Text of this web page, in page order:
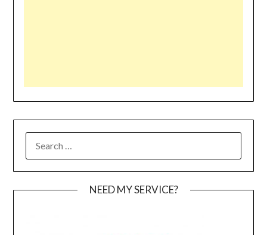
FOR:
NEED MY SERVICE?